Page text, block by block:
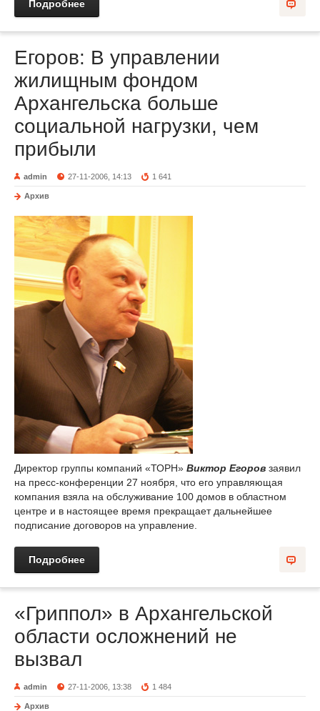
Подробнее
Егоров: В управлении
жилищным фондом
Архангельска больше
социальной нагрузки, чем
прибыли
admin 27-11-2006, 14:13 1 641
Архив
Директор группы компаний «ТОРН» Виктор Егоров заявил
на пресс-конференции 27 ноября, что его управляющая
компания взяла на обслуживание 100 домов в областном
центре и в настоящее время прекращает дальнейшее
подписание договоров на управление.
Подробнее
«Гриппол» в Архангельской
области осложнений не
вызвал
admin 27-11-2006, 13:38 1 484
Архив